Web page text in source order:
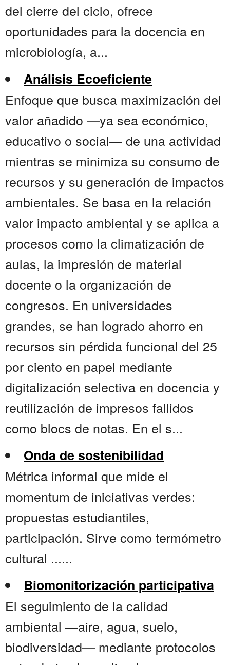
del cierre del ciclo, ofrece
oportunidades para la docencia en
microbiología, a...
Análisis Ecoeficiente
Enfoque que busca maximización del
valor añadido —ya sea económico,
educativo o social— de una actividad
mientras se minimiza su consumo de
recursos y su generación de impactos
ambientales. Se basa en la relación
valor impacto ambiental y se aplica a
procesos como la climatización de
aulas, la impresión de material
docente o la organización de
congresos. En universidades
grandes, se han logrado ahorro en
recursos sin pérdida funcional del 25
por ciento en papel mediante
digitalización selectiva en docencia y
reutilización de impresos fallidos
como blocs de notas. En el s...
Onda de sostenibilidad
Métrica informal que mide el
momentum de iniciativas verdes:
propuestas estudiantiles,
participación. Sirve como termómetro
cultural ......
Biomonitorización participativa
El seguimiento de la calidad
ambiental —aire, agua, suelo,
biodiversidad— mediante protocolos